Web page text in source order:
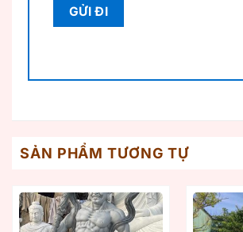
SẢN PHẨM TƯƠNG TỰ